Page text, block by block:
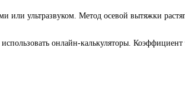
или ультразвуком. Метод осевой вытяжки
онлайн-калькуляторы. Коэффициент